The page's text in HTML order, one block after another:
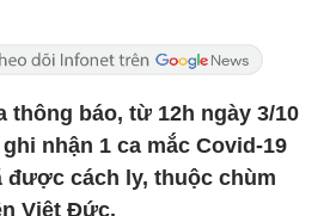
thông báo, từ 12h ngày 3/10
nhận 1 ca mắc Covid-19
được cách ly, thuộc chùm
Việt Đức.